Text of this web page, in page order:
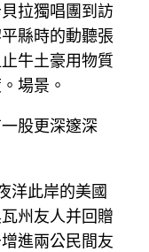
拉獨唱團到訪
縣時的動聽張
牛土豪用物質
場景。
股更深邃深
洋此岸的美國
州友人并回贈
進兩公民間友